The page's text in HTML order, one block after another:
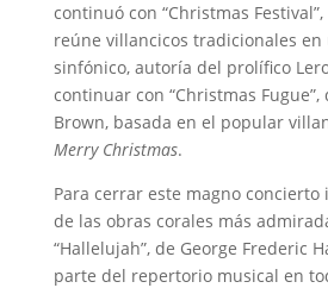
continuó con “Christmas
reúne villancicos tradicionales
sinfónico, autoría del prolífico
continuar con “Christmas Fugue”,
Brown, basada en el popular
Merry Christmas.
Para cerrar este magno
de las obras corales más
“Hallelujah”, de George Frederic
parte del repertorio musical en